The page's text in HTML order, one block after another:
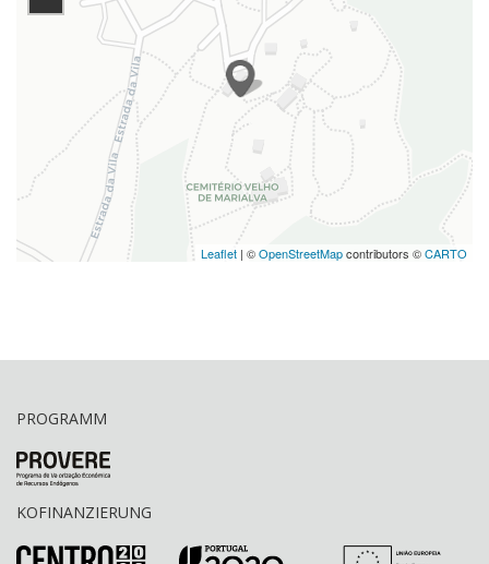
Leaflet | ©OpenStreetMapcontributors ©CARTO
PROGRAMM
KOFINANZIERUNG